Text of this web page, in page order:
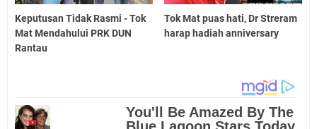
Keputusan Tidak Rasmi - Tok
Mat Mendahului PRK DUN
Rantau
Tok Mat puas hati, Dr Streram
harap hadiah anniversary